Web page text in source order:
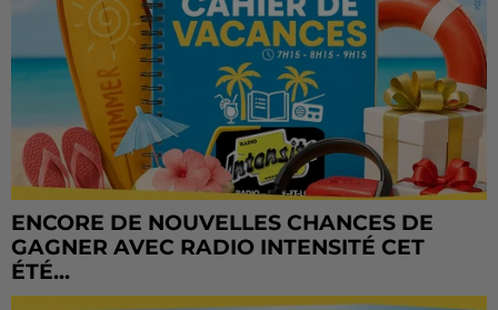
ENCORE DE NOUVELLES CHANCES DE
GAGNER AVEC RADIO INTENSITÉ CET
ÉTÉ...